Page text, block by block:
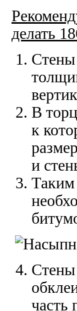
делать
Стены
В
к
и
Таким
Стены
часть